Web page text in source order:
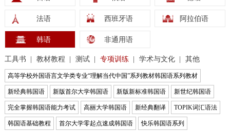
法语 西班牙语 阿拉伯语
韩语 非通用语
工具书 教材教程 测试 专项训练 学术与文化 其他
高等学校外国语言文学类专业“理解当代中国”系列教材韩国语系列教材
新经典韩国语 新版首尔大学韩国语 新版新标准韩国语 新世纪韩国语
完全掌握韩国语能力考试 高丽大学韩国语 新经典翻译 TOPIK词汇语法
韩国语基础教程 首尔大学零起点速成韩国语 快乐韩国语系列